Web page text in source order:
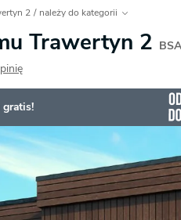
Projekty garaży
Piętrowe
STANOWISKA
TYP
Zobacz wszystkie kategorie
- ETAP 1
Działka
- ETAP 2
- ETAP 3
- ETAP 4
2 należy do kategorii
Trawertyn 2
gratis!